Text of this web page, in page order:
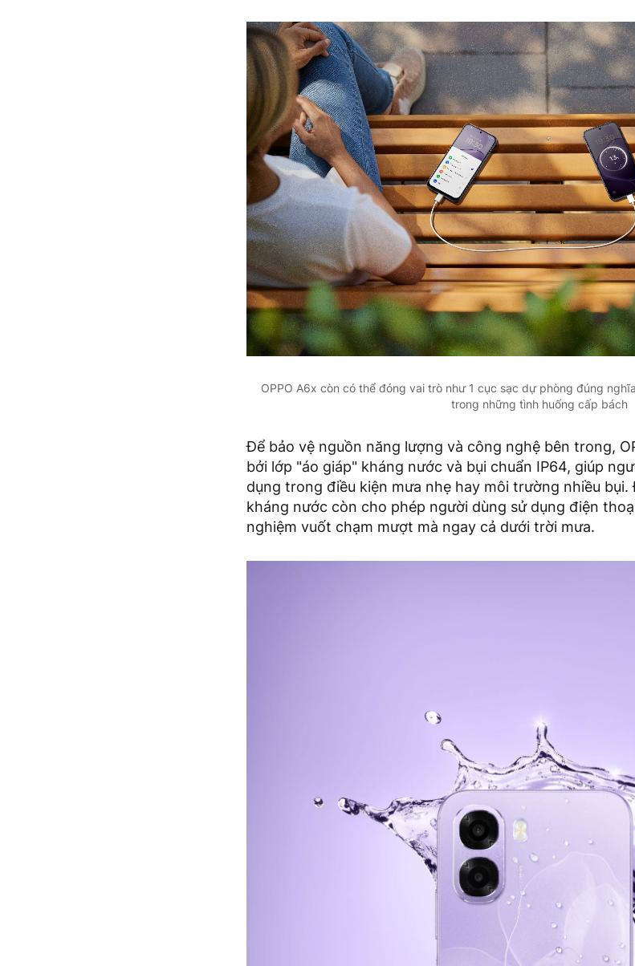
OPPO A6x còn có thể đóng vai trò như 1 cục sạc dự phòng đúng
trong những tình huống cấp bách
Để bảo vệ nguồn năng lượng và công nghệ bên trong,
bởi lớp "áo giáp" kháng nước và bụi chuẩn IP64, giúp
dụng trong điều kiện mưa nhẹ hay môi trường nhiều
kháng nước còn cho phép người dùng sử dụng điện
nghiệm vuốt chạm mượt mà ngay cả dưới trời mưa.